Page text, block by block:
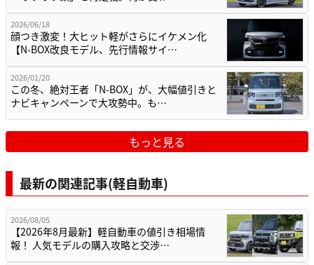
2026/06/18
顔つき激変！大ヒット軽がさらにイケメン化
【N-BOX改良モデル、先行情報サイ…
2026/01/20
この冬、絶対王者「N-BOX」が、大幅値引きと
ナビキャンペーンで大攻勢中。も…
もっと見る
最新の関連記事(軽自動車)
2026/08/05
【2026年8月最新】軽自動車の値引き相場情
報！ 人気モデルの購入攻略と交渉…